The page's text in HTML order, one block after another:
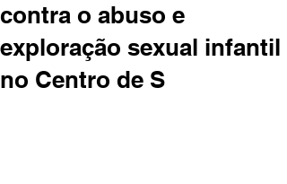
contra o abuso e
exploração sexual infantil
no Centro de S